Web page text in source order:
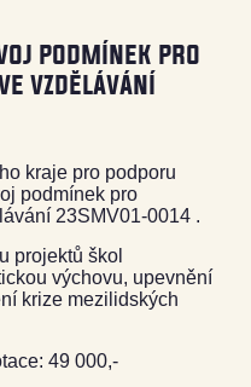
podmínek pro
vzdělávání
kraje pro podporu
podmínek pro
23SMV01-0014 .
projektů škol
výchovu, upevnění
krize mezilidských
49 000,-